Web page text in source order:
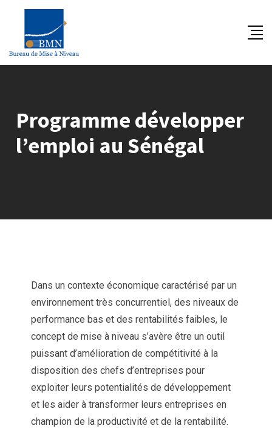
content
Programme développer
l’emploi au Sénégal
Dans un contexte économique caractérisé par un
environnement très concurrentiel, des niveaux de
performance bas et des rentabilités faibles, le
concept de mise à niveau s’avère être un outil
puissant d’amélioration de compétitivité à la
disposition des chefs d’entreprises pour
exploiter leurs potentialités de développement
et les aider à transformer leurs entreprises en
champion de la productivité et de la rentabilité.